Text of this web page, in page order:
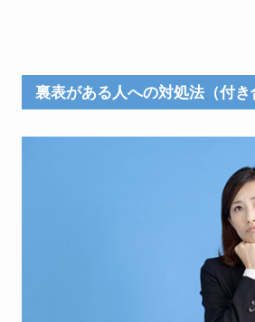
裏表がある人への対処法（付き